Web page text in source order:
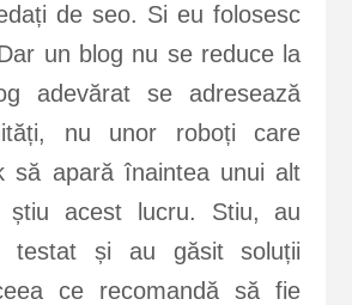
de seo. Si eu folosesc
un blog nu se reduce la
adevărat se adresează
nu unor roboți care
să apară înaintea unui alt
știu acest lucru. Stiu, au
testat și au găsit soluții
ce recomandă să fie